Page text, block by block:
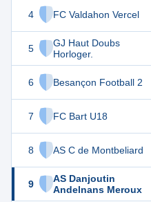
4 FC Valdahon Vercel
5
GJ Haut Doubs
Horloger.
6 Besançon Football 2
7 FC Bart U18
8 AS C de Montbeliard
9
AS Danjoutin
Andelnans Meroux
34
28
25